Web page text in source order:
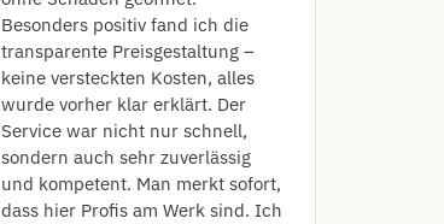
Besonders positiv fand ich die
transparente Preisgestaltung –
keine versteckten Kosten, alles
wurde vorher klar erklärt. Der
Service war nicht nur schnell,
sondern auch sehr zuverlässig
und kompetent. Man merkt sofort,
dass hier Profis am Werk sind. Ich